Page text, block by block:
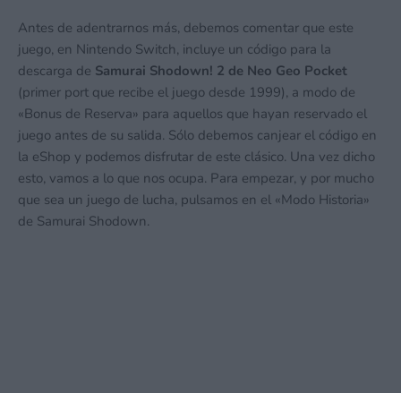
Antes de adentrarnos más, debemos comentar que este
juego, en Nintendo Switch, incluye un código para la
descarga de Samurai Shodown! 2 de Neo Geo Pocket
(primer port que recibe el juego desde 1999), a modo de
«Bonus de Reserva» para aquellos que hayan reservado el
juego antes de su salida. Sólo debemos canjear el código en
la eShop y podemos disfrutar de este clásico. Una vez dicho
esto, vamos a lo que nos ocupa. Para empezar, y por mucho
que sea un juego de lucha, pulsamos en el «Modo Historia»
de Samurai Shodown.